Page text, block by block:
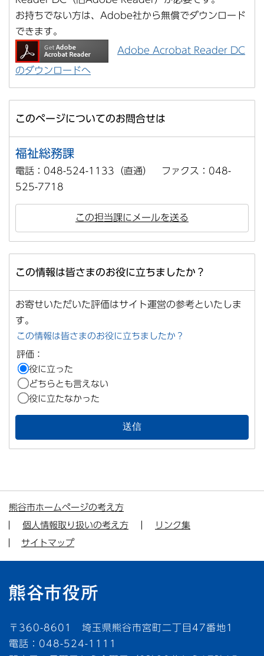
お持ちでない方は、Adobe社から無償でダウンロード
できます。
Adobe Acrobat Reader DC
のダウンロードへ
このページについてのお問合せは
福祉総務課
電話：048-524-1133（直通） ファクス：048-
525-7718
この担当課にメールを送る
この情報は皆さまのお役に立ちましたか？
お寄せいただいた評価はサイト運営の参考といたしま
す。
この情報は皆さまのお役に立ちましたか？
評価：
役に立った
どちらとも言えない
役に立たなかった
熊谷市ホームページの考え方
個人情報取り扱いの考え方
リンク集
サイトマップ
〒360-8601 埼玉県熊谷市宮町二丁目47番地1
電話：048-524-1111